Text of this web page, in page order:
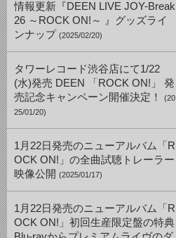
情報更新『DEEN LIVE JOY-Break
26 ～ROCK ON!～ 』グッズライ
ンナップ (2025/02/20)
タワーレコード渋谷店にて1/22
(水)発売 DEEN 「ROCK ON!」 発
売記念キャンペーン開催決定！
(20
25/01/20)
1月22日発売のニューアルバム「R
OCK ON!」の全曲試聴トレーラー
映像公開 (2025/01/17)
1月22日発売のニューアルバム「R
OCK ON!」初回生産限定盤の特典